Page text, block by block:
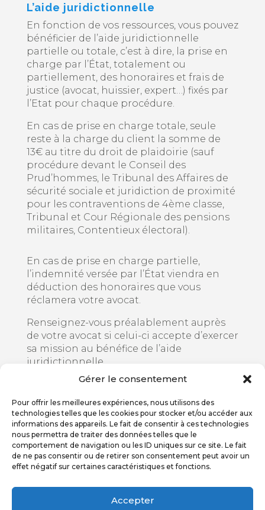
Gérer le consentement
Pour offrir les meilleures expériences, nous utilisons des
technologies telles que les cookies pour stocker et/ou accéder aux
informations des appareils. Le fait de consentir à ces technologies
nous permettra de traiter des données telles que le
comportement de navigation ou les ID uniques sur ce site. Le fait
de ne pas consentir ou de retirer son consentement peut avoir un
effet négatif sur certaines caractéristiques et fonctions.
Accepter
L’aide juridictionnelle
En fonction de vos ressources, vous pouvez
bénéficier de l’aide juridictionnelle
partielle ou totale, c’est à dire, la prise en
charge par l’État, totalement ou
partiellement, des honoraires et frais de
justice (avocat, huissier, expert…) fixés par
l’Etat pour chaque procédure.
En cas de prise en charge totale, seule
reste à la charge du client la somme de
13€ au titre du droit de plaidoirie (sauf
procédure devant le Conseil des
Prud’hommes, le Tribunal des Affaires de
sécurité sociale et juridiction de proximité
pour les contraventions de 4ème classe,
Tribunal et Cour Régionale des pensions
militaires, Contentieux électoral).
En cas de prise en charge partielle,
l’indemnité versée par l’État viendra en
déduction des honoraires que vous
réclamera votre avocat.
Renseignez-vous préalablement auprès
de votre avocat si celui-ci accepte d’exercer
sa mission au bénéfice de l’aide
juridictionnelle.
Attention : l’aide juridictionnelle n’est
accordée qu’à la condition de ne pas être
titulaire d’un contrat protection juridique
(aide juridique prévue dans l’un de vos
contrats d’assurance). Renseignez-vous
auprès de votre assureur.
Vous pouvez télécharger votre dossier
d’aide juridictionnelle en cliquant sur ce